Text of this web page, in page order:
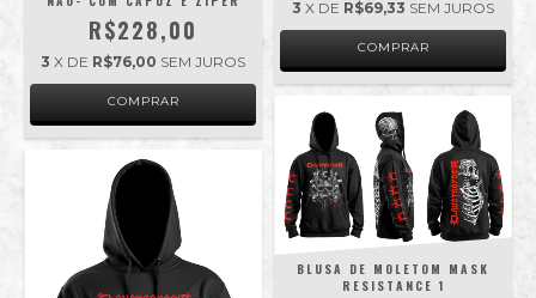
R$228,00
3 X DE R$76,00 SEM JUROS
COMPRAR
3 X DE R$69,33 SEM JUROS
COMPRAR
BLUSA DE MOLETOM MASK
RESISTANCE 1